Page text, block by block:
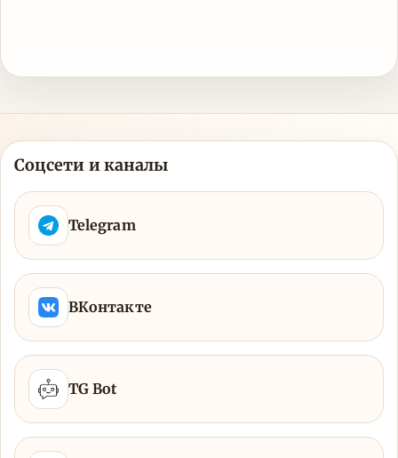
Соцсети и каналы
Telegram
ВКонтакте
TG Bot